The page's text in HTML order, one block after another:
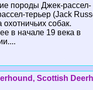
породы Джек-рассел-
терьер (Jack
охотничьих собак.
в начале 19 века в
Scottish